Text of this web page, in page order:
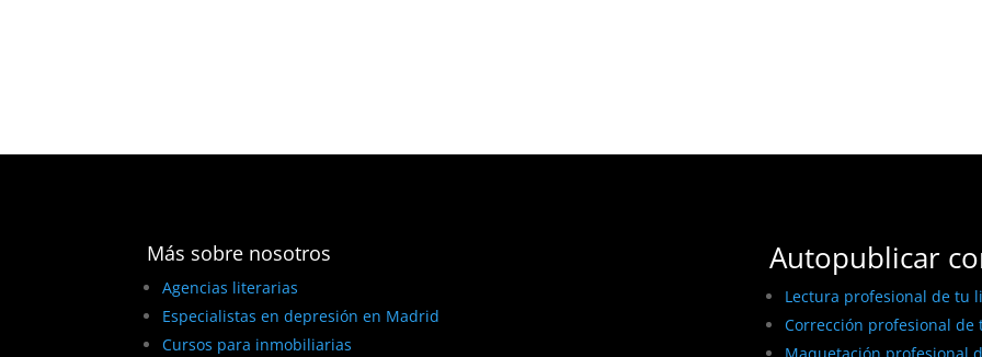
Más sobre nosotros
Agencias literarias
Especialistas en depresión en Madrid
Cursos para inmobiliarias
Autopublicar
Lectura profesional de tu
Corrección profesional de